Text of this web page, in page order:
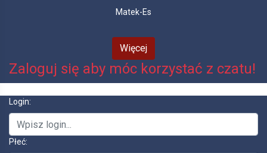
Matek-Es
Więcej
Zaloguj się aby móc korzystać z czatu!
Login:
Płeć: